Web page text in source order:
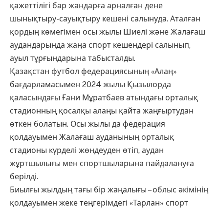
қажеттілігі бар жандарға арналған дене
шынықтыру-сауықтыру кешені салынуда. Аталған
қордың көмегімен осы жылы Шиелі және Жалағаш
аудандарында жаңа спорт кешендері салынып,
ауыл тұрғындарына табысталды.
Қазақстан футбол федерациясының «Алаң»
бағдарламасымен 2024 жылы Қызылорда
қаласындағы Ғани Мұратбаев атындағы орталық
стадионның қосалқы алаңы қайта жаңғыртудан
өткен болатын. Осы жылы да федерация
қолдауымен Жалағаш ауданының орталық
стадионы күрделі жөндеуден өтіп, аудан
жұртшылығы мен спортшыларына пайдалануға
берілді.
Биылғы жылдың тағы бір жаңалығы – облыс әкімінің
қолдауымен жеке теңгерімдегі «Тарлан» спорт